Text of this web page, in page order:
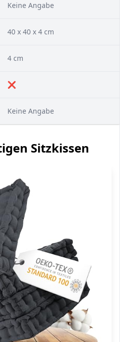
Keine Angabe
‎40 x 40 x 4 cm
4 cm
❌
Keine Angabe
Sitzkissen